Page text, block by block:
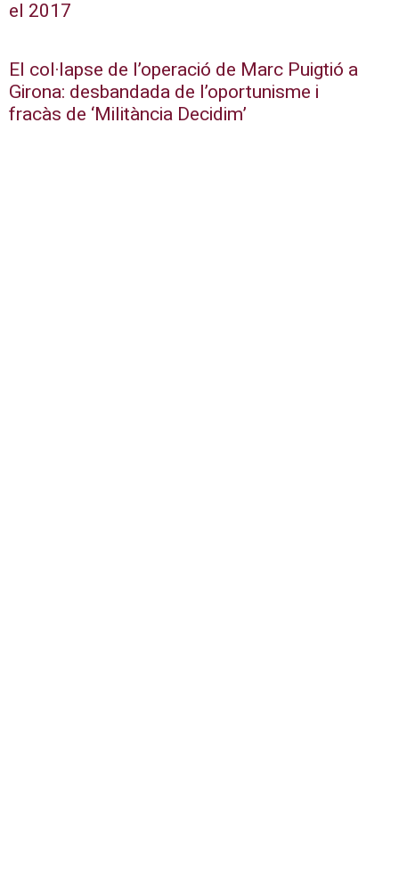
el 2017
El col·lapse de l’operació de Marc Puigtió a
Girona: desbandada de l’oportunisme i
fracàs de ‘Militància Decidim’